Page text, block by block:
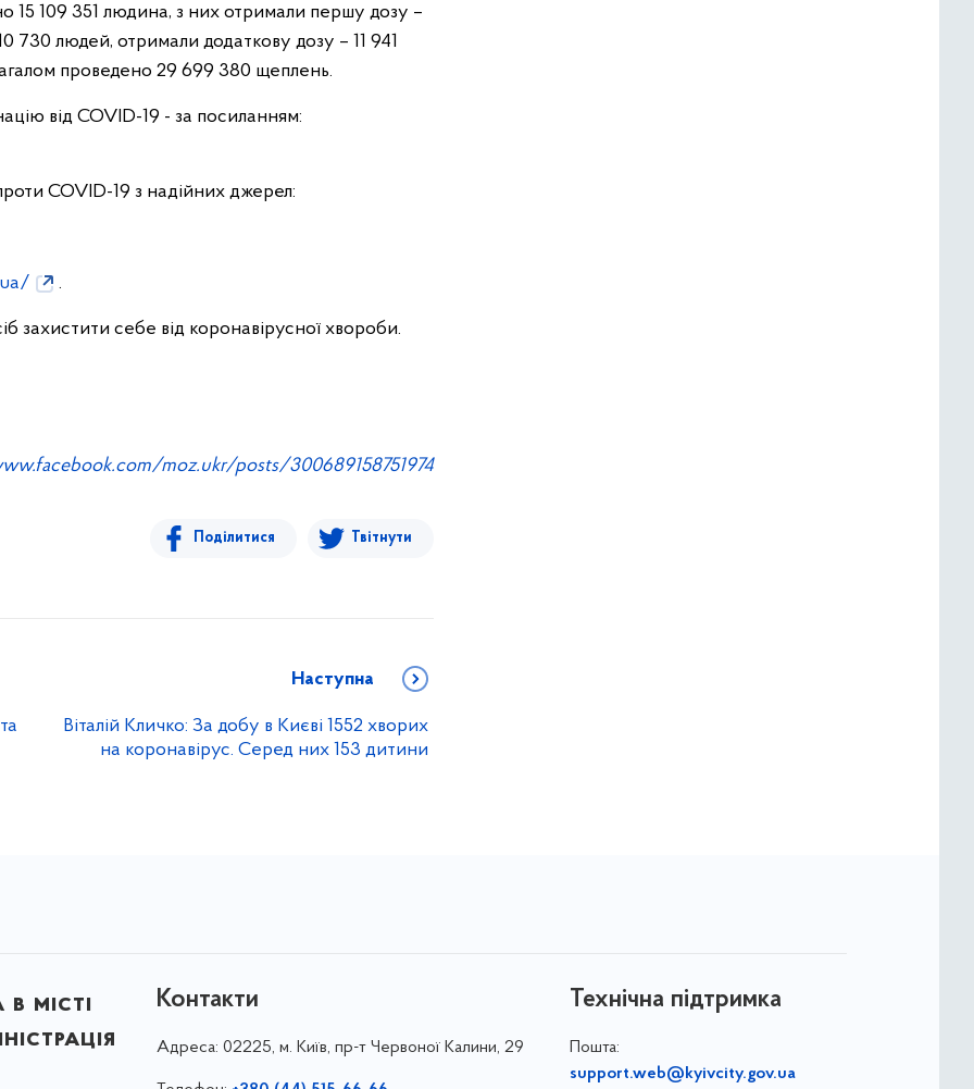
15 109 351 людина, з них отримали першу дозу –
730 людей, отримали додаткову дозу – 11 941
проведено 29 699 380 щеплень.
від COVID-19 - за посиланням:
COVID-19 з надійних джерел:
.
захистити себе від коронавірусної хвороби.
moz.ukr/posts/300689158751974
Поділитися Твітнути
Наступна
Віталій Кличко: За добу в Києві 1552 хворих
на коронавірус. Серед них 153 дитини
місті
Контакти
Адреса: 02225, м. Київ, пр-т Червоної Калини, 29
Технічна підтримка
Пошта:
support.web@kyivcity.gov.ua